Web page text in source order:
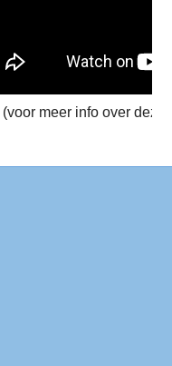
(voor meer info over deze